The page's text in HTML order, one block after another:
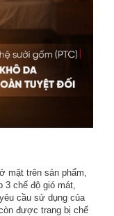
mặt trên sản phẩm,
3 chế độ gió mát,
cầu sử dụng của
được trang bị chế